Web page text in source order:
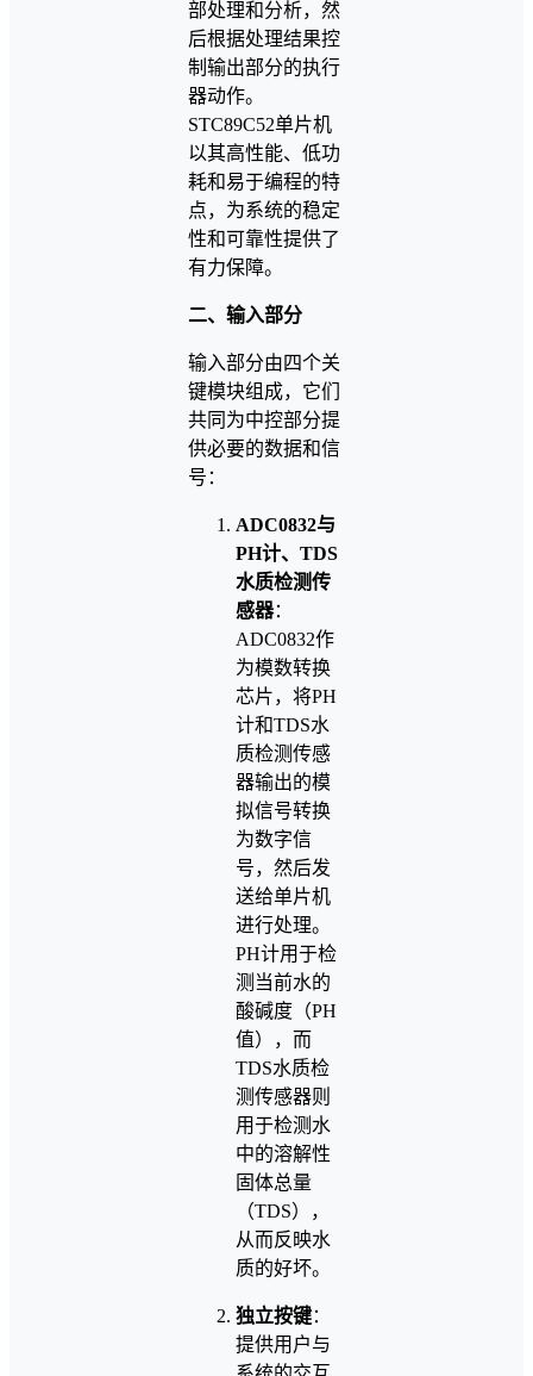
部处理和分析，然
后根据处理结果控
制输出部分的执行
器动作。
STC89C52单片机
以其高性能、低功
耗和易于编程的特
点，为系统的稳定
性和可靠性提供了
有力保障。
二、输入部分
输入部分由四个关
键模块组成，它们
共同为中控部分提
供必要的数据和信
号：
ADC0832与
PH计、TDS
水质检测传
感器：
ADC0832作
为模数转换
芯片，将PH
计和TDS水
质检测传感
器输出的模
拟信号转换
为数字信
号，然后发
送给单片机
进行处理。
PH计用于检
测当前水的
酸碱度（PH
值），而
TDS水质检
测传感器则
用于检测水
中的溶解性
固体总量
（TDS），
从而反映水
质的好坏。
独立按键：
提供用户与